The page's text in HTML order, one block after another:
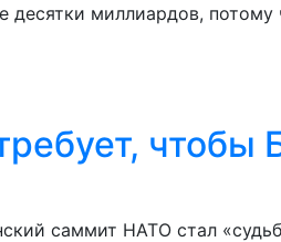
миллиардов,
чтобы
саммит НАТО стал